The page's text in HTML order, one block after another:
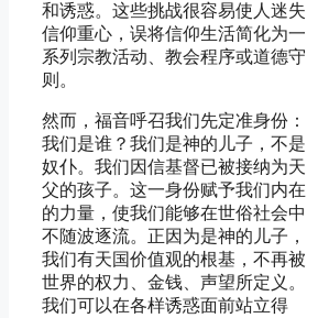
和诱惑。这些挑战很容易使人迷失
信仰重心，误将信仰生活简化为一
系列宗教活动、教会程序或道德守
则。
然而，福音呼召我们先定准身份：
我们是谁？我们是神的儿子，不是
奴仆。我们因信基督已被接纳为天
父的孩子。这一身份赋予我们内在
的力量，使我们能够在世俗社会中
不随波逐流。正因为是神的儿子，
我们有天国价值观的根基，不再被
世界的权力、金钱、声望所定义。
我们可以在各样诱惑面前站立得